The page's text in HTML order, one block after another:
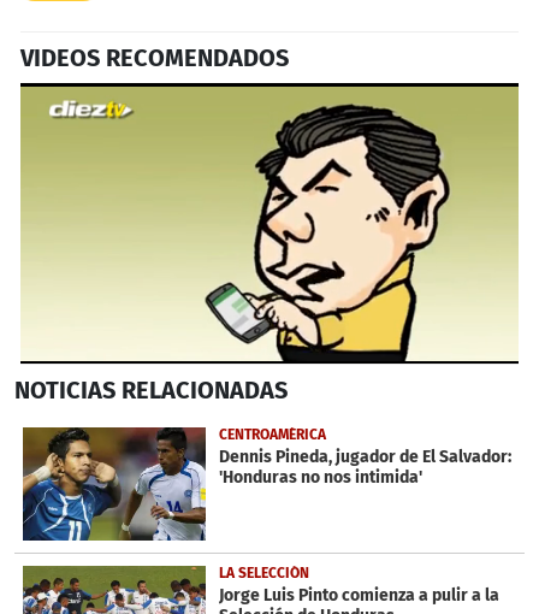
VIDEOS RECOMENDADOS
seconds
2
minutes,
43
seconds
NOTICIAS RELACIONADAS
CENTROAMÉRICA
Dennis Pineda, jugador de El Salvador:
'Honduras no nos intimida'
LA SELECCIÓN
Jorge Luis Pinto comienza a pulir a la